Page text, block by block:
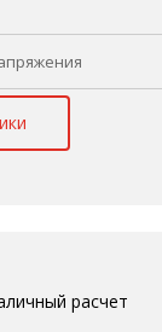
расчет